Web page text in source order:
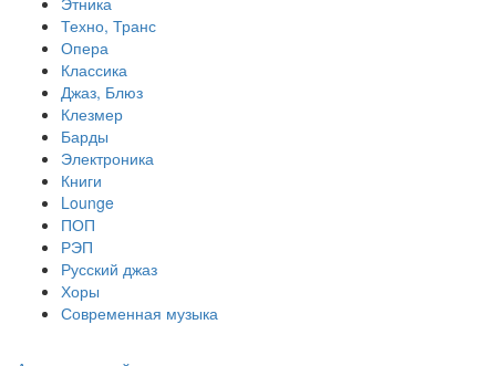
Техно, Транс
Опера
Классика
Джаз, Блюз
Клезмер
Барды
Электроника
Книги
Lounge
ПОП
РЭП
Русский джаз
Хоры
Современная музыка